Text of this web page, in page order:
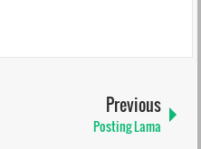
Previous
Posting Lama